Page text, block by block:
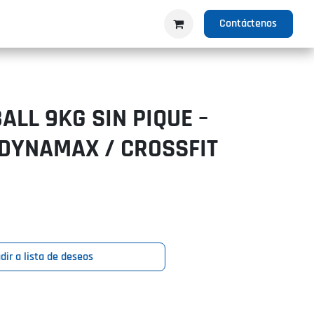
Contáctenos
9KG SIN PIQUE –
/ CROSSFIT
a lista de deseos